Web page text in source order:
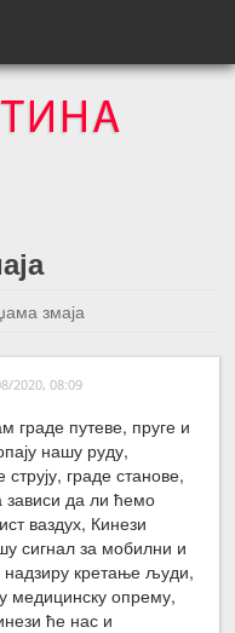
змаја
Следећа вест →
2020, 08:09
граде путеве, пруге и
нашу руду,
струју, граде станове,
зависи да ли ћемо
ваздух, Кинези
сигнал за мобилни и
надзиру кретање људи,
медицинску опрему,
ће нас и